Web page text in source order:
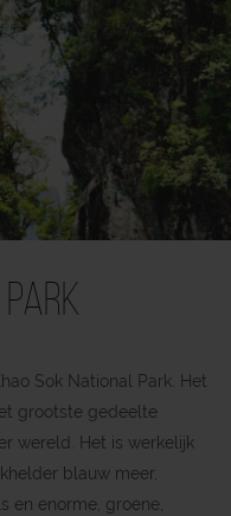
Park
Sok National Park. Het
grootste gedeelte
wereld. Het is werkelijk
blauw meer,
en enorme, groene,